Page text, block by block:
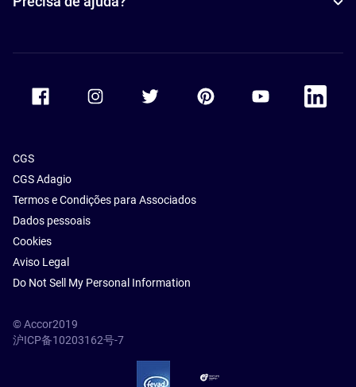
Accor Facebook Accor TwitterAccor PinterestAccor Youtube
Accor
CGS
CGS Adagio
Termos e Condições para Associados
Dados pessoais
Cookies
Aviso Legal
Do Not Sell My Personal Information
© Accor2019
沪ICP备10203162号-7